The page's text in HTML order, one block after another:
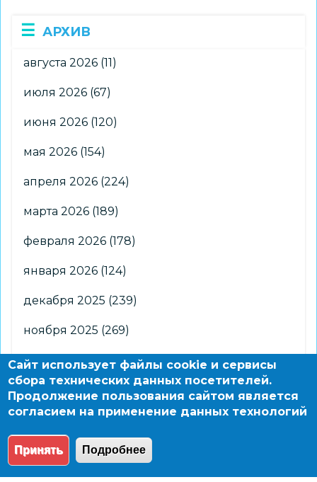
АРХИВ
августа 2026 (11)
июля 2026 (67)
июня 2026 (120)
мая 2026 (154)
апреля 2026 (224)
марта 2026 (189)
февраля 2026 (178)
января 2026 (124)
декабря 2025 (239)
ноября 2025 (269)
октября 2025(266)
сентября 2025 (176)
августа 2025 (2)
© 2004 - 2026 Новосибирский информационно-
Сайт использует файлы cookie и сервисы
сбора технических данных посетителей.
Продолжение пользования сайтом является
согласием на применение данных технологий
Принять Подробнее